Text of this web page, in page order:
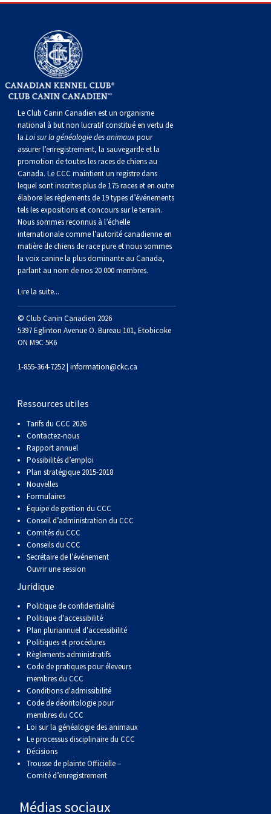
Corgi gallois (Pembroke)
Lapphund suédois
Lévrier persan
Shikoku
Whippet
Chien nu du Pérou (Perro Sin Pelo Del Peru)
Épagneul français
Épagneul d’eau irlandais
Épagneul Sussex
Épagneul springer gallois
Spinone italiano
Vizsla à poil lisse
Vizsla à poil dur
Bull terrier du Staffordshire
Terrier gallois
Terrier blanc du West Highland
Terre-Neuve
Chien d’eau portugais
Rottweiler
Samoyède
Schnauzer (géant)
Schnauzer (standard)
Husky sibérien
Dogue du Tibet
Laika de lakoutie
Le Club Canin Canadien est un organisme
national à but non lucratif constitué en vertu de
la Loi sur la généalogie des animauxpour
assurer l’enregistrement, la sauvegarde et la
promotion de toutes les races de chiens au
Canada. Le CCC maintient un registre dans
lequel sont inscrites plus de 175 races et en outre
élabore les règlements de 19 types d’événements
tels les expositions et concours sur le terrain.
Nous sommes reconnus à l’échelle
internationale comme l’autorité canadienne en
matière de chiens de race pure et nous sommes
la voix canine la plus dominante au Canada,
parlant au nom de nos 20 000 membres.
Lire la suite...
© Club Canin Canadien 2026
5397 Eglinton Avenue O. Bureau 101, Etobicoke
ON M9C 5K6
1-855-364-7252 | information@ckc.ca
Ressources utiles
Tarifs du CCC 2026
Contactez-nous
Rapport annuel
Possibilités d’emploi
Plan stratégique 2015-2018
Nouvelles
Formulaires
Équipe de gestion du CCC
Conseil d’administration du CCC
Comités du CCC
Conseils du CCC
Secrétaire de l’événement
Ouvrir une session
Juridique
Politique de confidentialité
Politique d'accessibilité
Plan pluriannuel d'accessibilité
Politiques et procédures
Règlements administratifs
Code de pratiques pour éleveurs
membres du CCC
Conditions d'admissibilité
Code de déontologie pour
membres du CCC
Loi sur la généalogie des animaux
Le processus disciplinaire du CCC
Décisions
Trousse de plainte Officielle –
Comité d’enregistrement
Médias sociaux